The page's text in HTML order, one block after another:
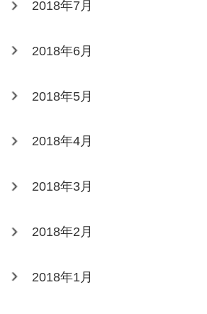
2018年7月
2018年6月
2018年5月
2018年4月
2018年3月
2018年2月
2018年1月